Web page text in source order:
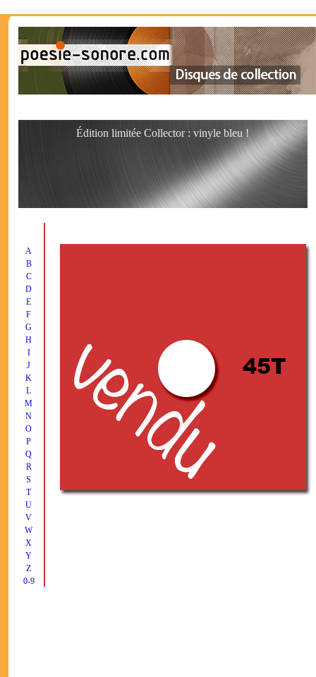
Édition limitée Collector : vinyle bleu !
A
B
C
D
E
F
G
H
I
J
K
L
M
N
O
P
Q
R
S
T
U
V
W
X
Y
Z
0-9